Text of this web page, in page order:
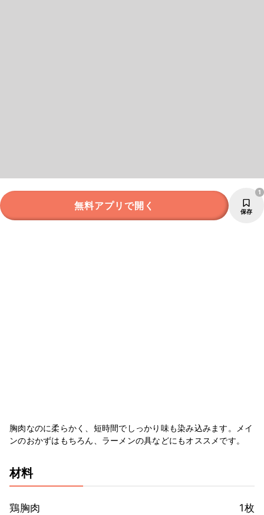
無料アプリで開く 保存
1
胸肉なのに柔らかく、短時間でしっかり味も染み込みます。メイ
ンのおかずはもちろん、ラーメンの具などにもオススメです。
材料
鶏胸肉
1枚